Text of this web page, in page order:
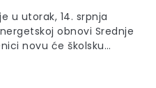
u utorak, 14. srpnja
obnovi Srednje
novu će školsku
krajem kolovoza, a